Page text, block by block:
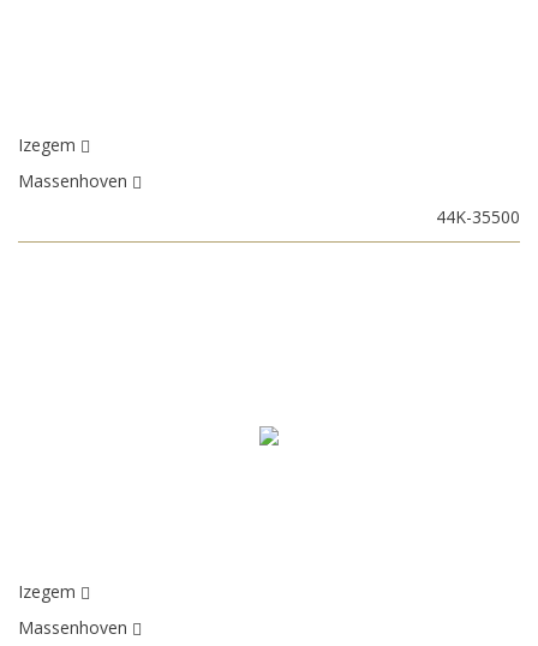
Izegem
Massenhoven
44K-35500
Izegem
Massenhoven